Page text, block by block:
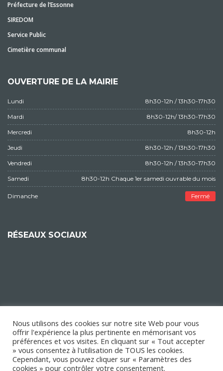
Préfecture de l’Essonne
SIREDOM
Service Public
Cimetière communal
OUVERTURE DE LA MAIRIE
Lundi 8h30-12h / 13h30-17h30
Mardi 8h30-12h/ 13h30-17h30
Mercredi 8h30-12h
Jeudi 8h30-12h / 13h30-17h30
Vendredi 8h30-12h / 13h30-17h30
Samedi 8h30-12h Chaque 1er samedi ouvrable du mois
Dimanche Fermé
RÉSEAUX SOCIAUX
Nous utilisons des cookies sur notre site Web pour vous
offrir l'expérience la plus pertinente en mémorisant vos
préférences et vos visites. En cliquant sur « Tout accepter
» vous consentez à l'utilisation de TOUS les cookies.
Cependant, vous pouvez cliquer sur « Paramètres des
cookies » pour contrôler votre consentement.